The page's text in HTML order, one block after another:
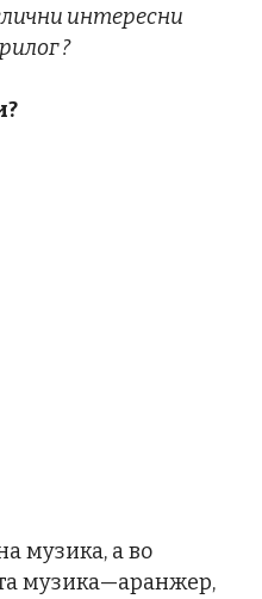
интересни
?
музика, а во
музика—аранжер,